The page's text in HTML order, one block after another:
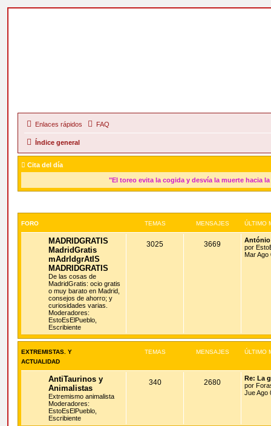
Enlaces rápidos FAQ
Índice general
Cita del día
"El toreo evita la cogida y desvía la muerte hacia
FORO TEMAS MENSAJES ÚLTIMO
MADRIDGRATIS
MadridGratis
mAdrIdgrAtIS
MADRIDGRATIS
De las cosas de
MadridGratis: ocio gratis
o muy barato en Madrid,
consejos de ahorro; y
curiosidades varias.
Moderadores:
EstoEsElPueblo
Escribiente
3025 3669
por
Mar Ago
EXTREMISTAS. Y
ACTUALIDAD
TEMAS MENSAJES ÚLTIMO
AntiTaurinos y
Animalistas
Extremismo animalista
Moderadores:
EstoEsElPueblo
Escribiente
340 2680
Re: La
por
Jue Ago